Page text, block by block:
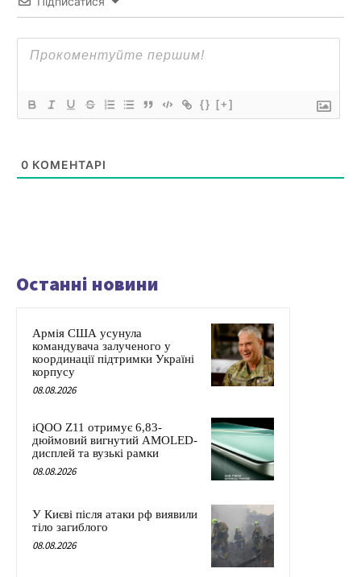
{} [+]
0 КОМЕНТАРІ
Останні новини
Армія США усунула
командувача залученого у
координації підтримки Україні
корпусу
08.08.2026
iQOO Z11 отримує 6,83-
дюймовий вигнутий AMOLED-
дисплей та вузькі рамки
08.08.2026
У Києві після атаки рф виявили
тіло загиблого
08.08.2026